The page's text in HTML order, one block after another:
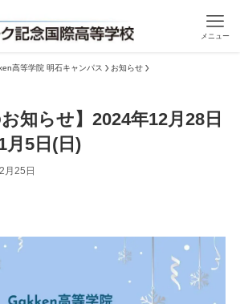
メニュー
高等学院 明石キャンパス お知らせ
お知らせ】2024年12月28日
月5日(日)
月25日